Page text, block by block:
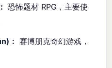
恐怖题材 RPG，主要使
： 赛博朋克奇幻游戏，